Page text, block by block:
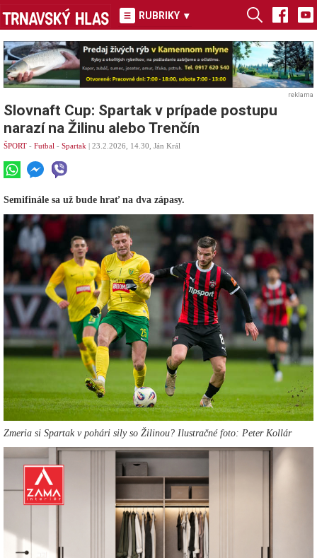
RUBRIKY ▾
reklama
Slovnaft Cup: Spartak v prípade postupu
narazí na Žilinu alebo Trenčín
ŠPORT - Futbal - Spartak | 23.2.2026, 14.30, Ján Král
Semifinále sa už bude hrať na dva zápasy.
Zmeria si Spartak v pohári sily so Žilinou? Ilustračné foto: Peter Kollár